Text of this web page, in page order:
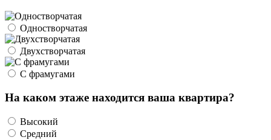
Одностворчатая
Двухстворчатая
С фрамугами
На каком этаже находится ваша квартира?
Высокий
Средний